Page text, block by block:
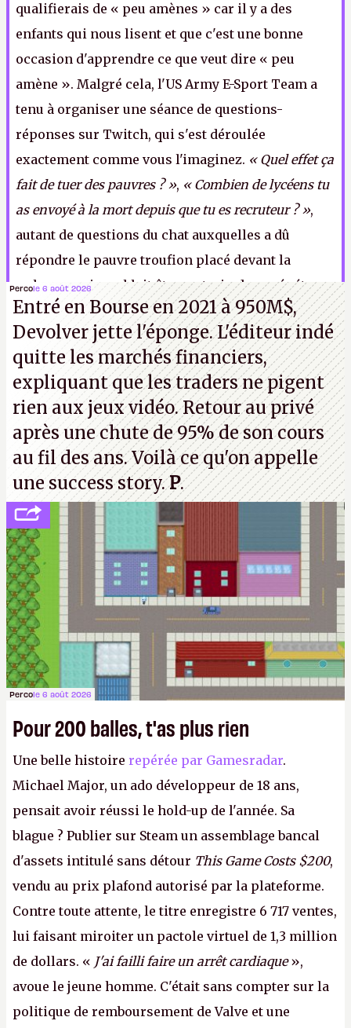
qualifierais de « peu amènes » car il y a des
enfants qui nous lisent et que c'est une bonne
occasion d'apprendre ce que veut dire « peu
amène ». Malgré cela, l'US Army E-Sport Team a
tenu à organiser une séance de questions-
réponses sur Twitch, qui s'est déroulée
exactement comme vous l'imaginez. « Quel effet ça
fait de tuer des pauvres ? », « Combien de lycéens tu
as envoyé à la mort depuis que tu es recruteur ? »,
autant de questions du chat auxquelles a dû
répondre le pauvre troufion placé devant la
webcam, qui semblait être en train de se répéter
tout bas« prends ça avec philosophie Bob, ça
pourrait être pire, tu pourrais être à Kaboul. » LFS
Percole 6 août 2026
Entré en Bourse en 2021 à 950M$,
Devolver jette l'éponge. L'éditeur indé
quitte les marchés financiers,
expliquant que les traders ne pigent
rien aux jeux vidéo. Retour au privé
après une chute de 95% de son cours
au fil des ans. Voilà ce qu'on appelle
une success story.P.
Percole 6 août 2026
Pour 200 balles, t'as plus rien
Une belle histoire repérée par Gamesradar.
Michael Major, un ado développeur de 18 ans,
pensait avoir réussi le hold-up de l'année. Sa
blague ? Publier sur Steam un assemblage bancal
d'assets intitulé sans détour This Game Costs $200,
vendu au prix plafond autorisé par la plateforme.
Contre toute attente, le titre enregistre 6 717 ventes,
lui faisant miroiter un pactole virtuel de 1,3 million
de dollars. « J'ai failli faire un arrêt cardiaque»,
avoue le jeune homme. C'était sans compter sur la
politique de remboursement de Valve et une